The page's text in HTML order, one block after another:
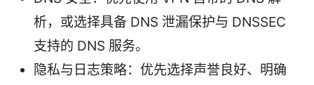
析，或选择具备 DNS 泄漏保护与 DNSSEC
支持的 DNS 服务。
隐私与日志策略：优先选择声誉良好、明确